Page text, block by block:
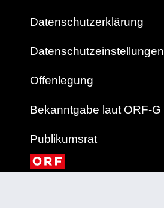
Datenschutzerklärung
Datenschutzeinstellungen
Offenlegung
Bekanntgabe laut ORF-G
Publikumsrat